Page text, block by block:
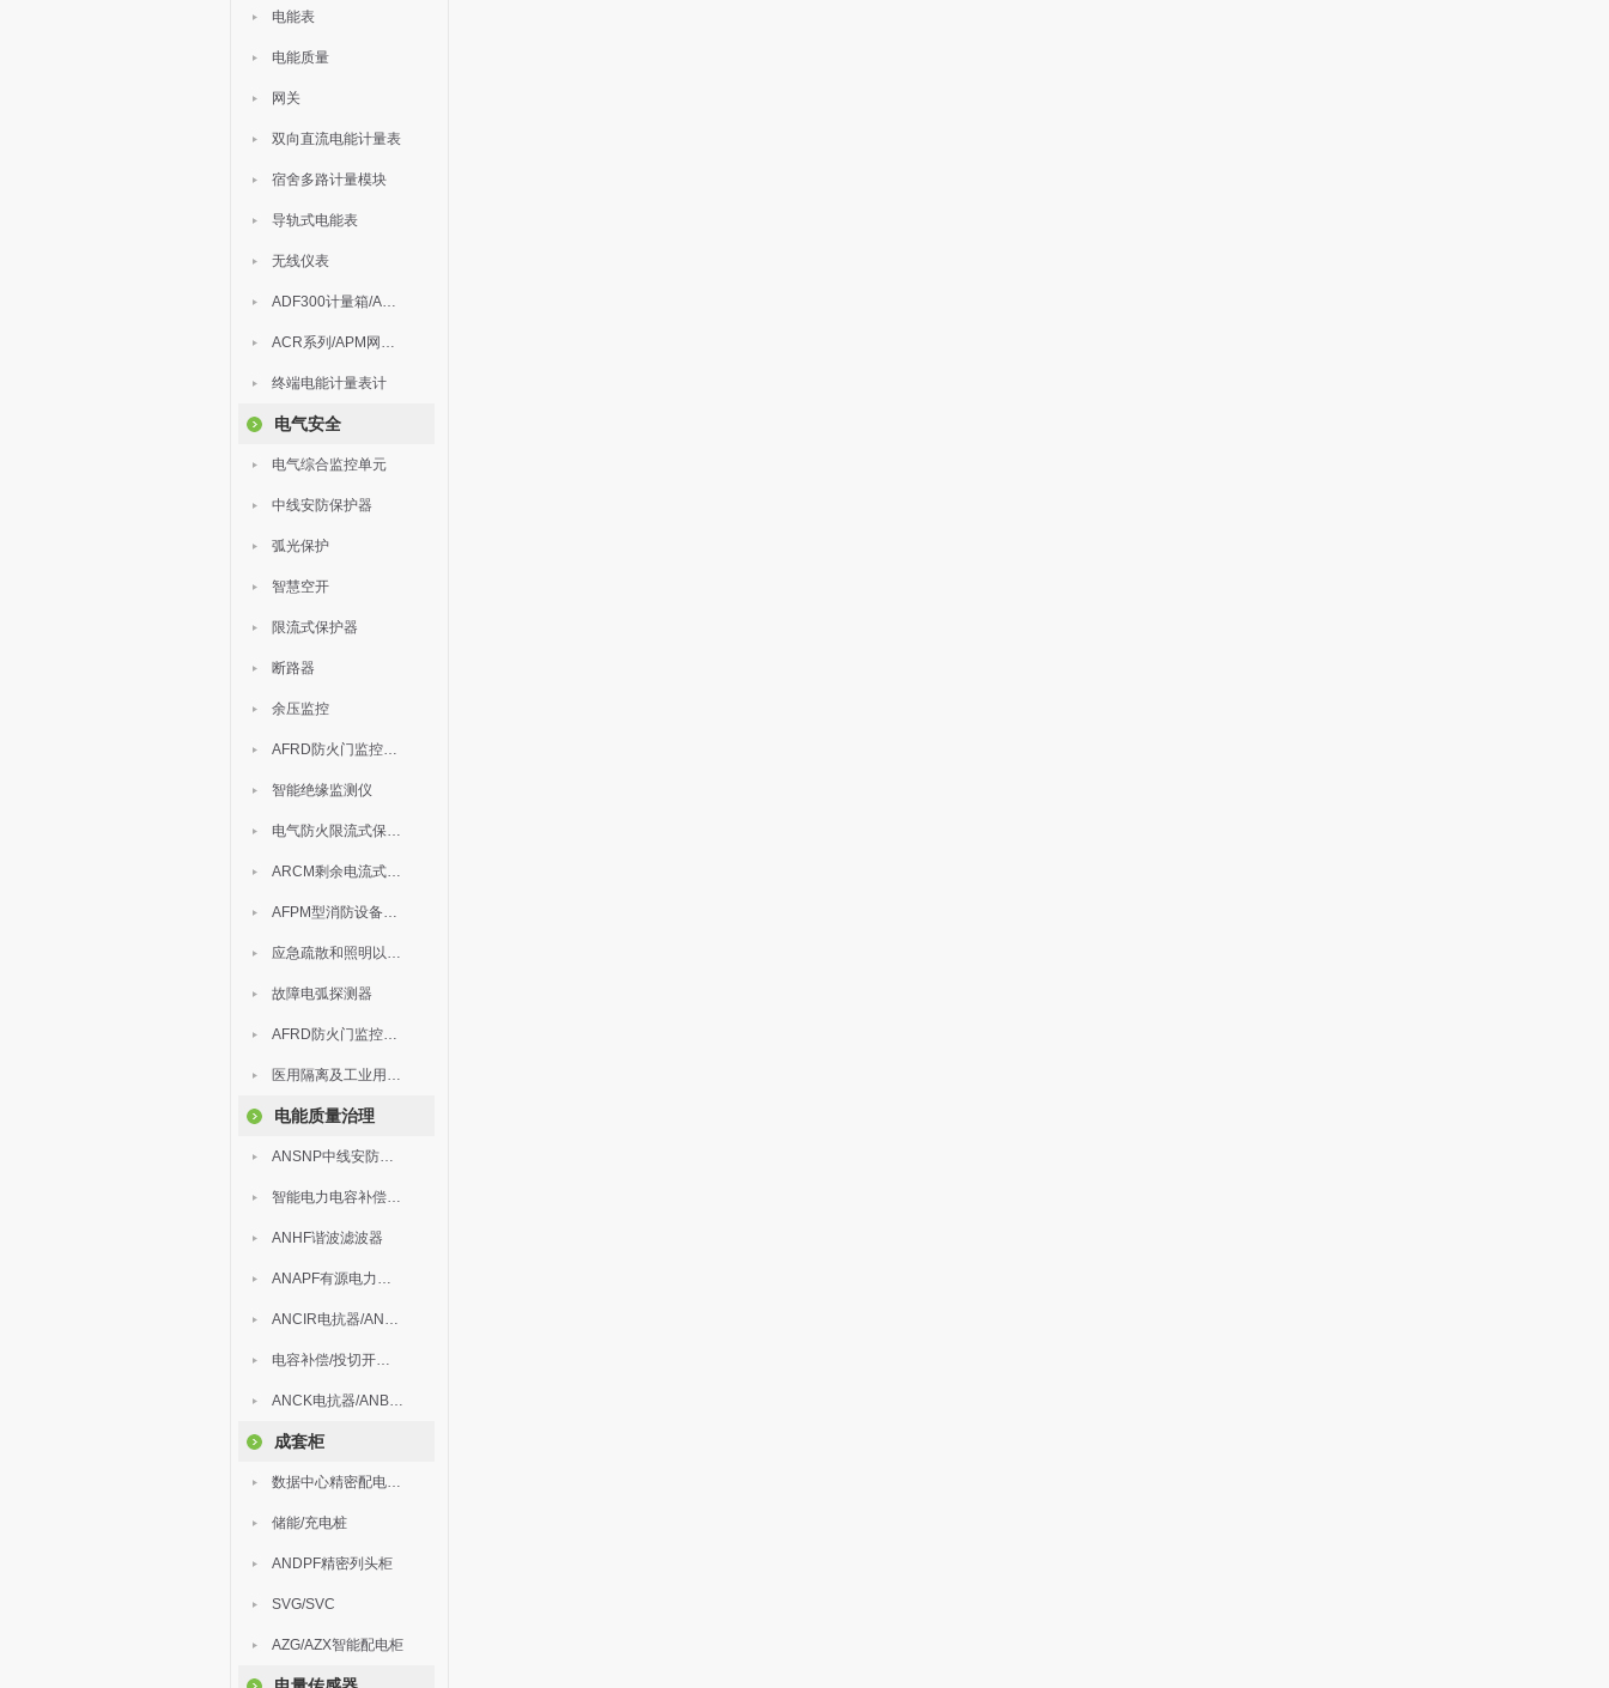
电能表
电能质量
网关
双向直流电能计量表
宿舍多路计量模块
导轨式电能表
无线仪表
ADF300计量箱/AEW无线计量
ACR系列/APM网络电力仪表
终端电能计量表计
电气安全
电气综合监控单元
中线安防保护器
弧光保护
智慧空开
限流式保护器
断路器
余压监控
AFRD防火门监控模块
智能绝缘监测仪
电气防火限流式保护器
ARCM剩余电流式电气火灾监控装置
AFPM型消防设备电源监控系统
应急疏散和照明以及灯具
故障电弧探测器
AFRD防火门监控系统
医用隔离及工业用电绝缘检测
电能质量治理
ANSNP中线安防保护器
智能电力电容补偿装置
ANHF谐波滤波器
ANAPF有源电力滤波器
ANCIR电抗器/ANHPD300谐波保护器
电容补偿/投切开关/ARC
ANCK电抗器/ANBSMJ自愈式低压并联电容器
成套柜
数据中心精密配电监控装置
储能/充电桩
ANDPF精密列头柜
SVG/SVC
AZG/AZX智能配电柜